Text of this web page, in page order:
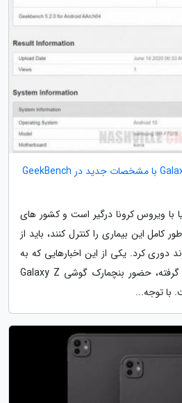
بنچمارک گوشی Galaxy Z Flip 5G با مشخصات جدید در GeekBench
با ویروس کرونا درگیر است و کشور های
کامل این بیماری را کنترل کنند، باید از
دوری کرد. یکی از این اخبارهایی که به
تازگی رنگ حقیقت به خود گرفته، حضور بنچمارک گوشی Galaxy Z